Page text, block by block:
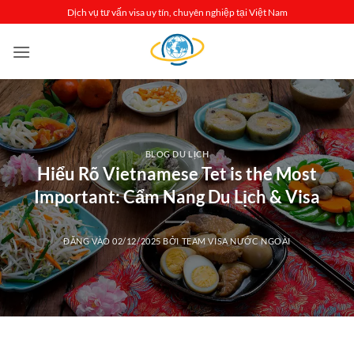
qua
nội
Dịch vụ tư vấn visa uy tín, chuyên nghiệp tại Việt Nam
BLOG DU LỊCH
Hiểu Rõ Vietnamese Tet is the Most
Important: Cẩm Nang Du Lịch & Visa
ĐĂNG VÀO02/12/2025 BỞITEAM VISA NƯỚC NGOÀI